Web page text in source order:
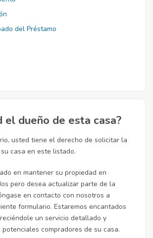
del Préstamo
el dueño de esta casa?
usted tiene el derecho de solicitar la
casa en este listado.
en mantener su propiedad en
pero desea actualizar parte de la
en contacto con nosotros a
formulario. Estaremos encantados
un servicio detallado y
compradores de su casa.